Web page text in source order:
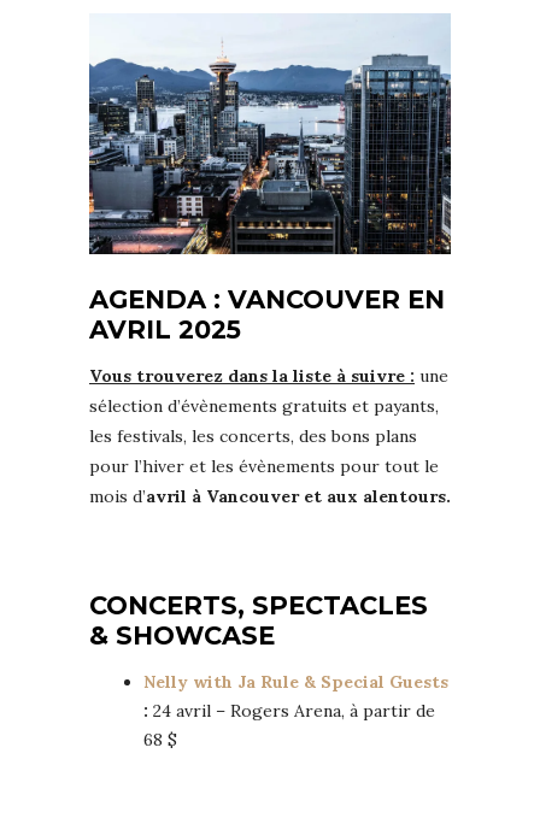
AGENDA : VANCOUVER EN
AVRIL 2025
Vous trouverez dans la liste à suivre : une
sélection d’évènements gratuits et payants,
les festivals, les concerts, des bons plans
pour l’hiver et les évènements pour tout le
mois d’avril à Vancouver et aux alentours.
CONCERTS, SPECTACLES
& SHOWCASE
Nelly with Ja Rule & Special Guests
: 24 avril – Rogers Arena, à partir de
68 $